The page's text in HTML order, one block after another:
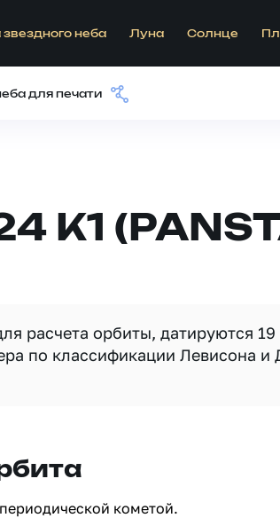
звездного неба Луна Солнце
для печати
K1
расчета орбиты, датируются 19
по классификации Левисона и
кометой.